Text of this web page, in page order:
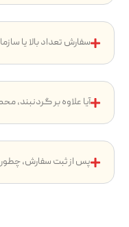
سفارش تعداد بالا یا
آیا علاوه بر
پس از ثبت سفارش،